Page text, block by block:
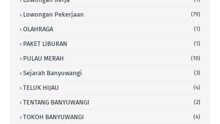
Lowongan Pekerjaan (79)
OLAHRAGA (1)
PAKET LIBURAN (1)
PULAU MERAH (10)
Sejarah Banyuwangi (3)
TELUK HIJAU (4)
TENTANG BANYUWANGI (2)
TOKOH BANYUWANGI (4)